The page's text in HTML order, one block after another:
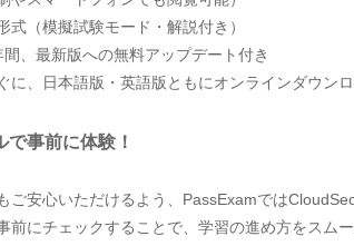
式（模擬試験モード・解説付き）
、最新版への無料アップデート付き
に、日本語版・英語版ともにオンラインダウン
で事前に体験！
ご安心いただけるよう、PassExamでは
前にチェックすることで、学習の進め方をスム